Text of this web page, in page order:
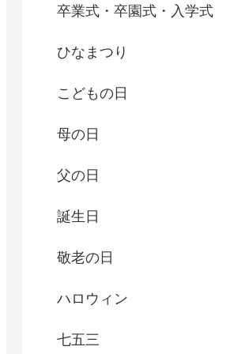
卒業式・卒園式・入学式
ひなまつり
こどもの日
母の日
父の日
誕生日
敬老の日
ハロウィン
七五三